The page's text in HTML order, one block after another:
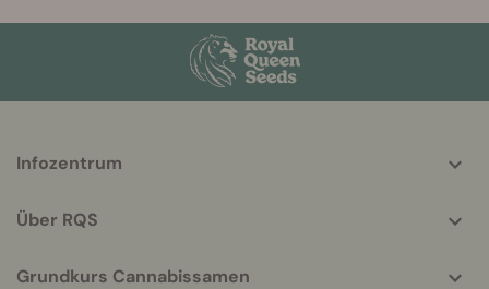
helpful
Infozentrum
Über RQS
Grundkurs Cannabissamen